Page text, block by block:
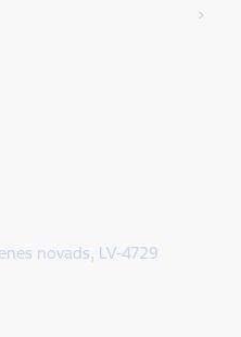
novads, LV-4729